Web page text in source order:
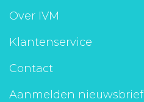
Over IVM
Klantenservice
Contact
Aanmelden nieuwsbrief